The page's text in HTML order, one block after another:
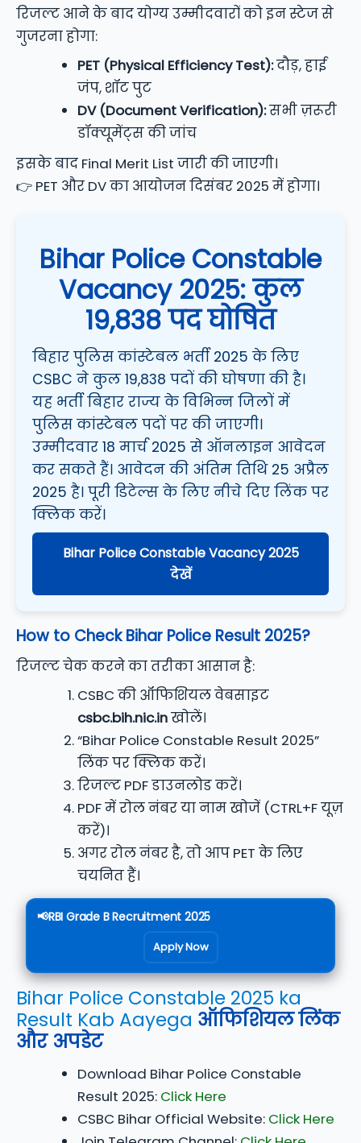
रिजल्ट आने के बाद योग्य उम्मीदवारों को इन स्टेज से
गुजरना होगा:
PET (Physical Efficiency Test):दौड़, हाई
जंप, शॉट पुट
DV (Document Verification):सभी ज़रूरी
डॉक्यूमेंट्स की जांच
इसके बाद Final Merit List जारी की जाएगी।
👉 PET और DV का आयोजन दिसंबर 2025 में होगा।
Bihar Police Constable
Vacancy 2025: कुल
19,838 पद घोषित
बिहार पुलिस कांस्टेबल भर्ती 2025 के लिए
CSBC ने कुल 19,838 पदों की घोषणा की है।
यह भर्ती बिहार राज्य के विभिन्न जिलों में
पुलिस कांस्टेबल पदों पर की जाएगी।
उम्मीदवार 18 मार्च 2025 से ऑनलाइन आवेदन
कर सकते हैं। आवेदन की अंतिम तिथि 25 अप्रैल
2025 है। पूरी डिटेल्स के लिए नीचे दिए लिंक पर
क्लिक करें।
Bihar Police Constable Vacancy 2025
देखें
How to Check Bihar Police Result 2025?
रिजल्ट चेक करने का तरीका आसान है:
CSBC की ऑफिशियल वेबसाइट
csbc.bih.nic.inखोलें।
“Bihar Police Constable Result 2025”
लिंक पर क्लिक करें।
रिजल्ट PDF डाउनलोड करें।
PDF में रोल नंबर या नाम खोजें (CTRL+F यूज़
करें)।
अगर रोल नंबर है, तो आप PET के लिए
चयनित हैं।
📢RBI Grade B Recruitment 2025
Apply Now
Bihar Police Constable 2025 ka
Result Kab Aayega ऑफिशियल लिंक
और अपडेट
Download Bihar Police Constable
Result 2025: Click Here
CSBC Bihar Official Website: Click Here